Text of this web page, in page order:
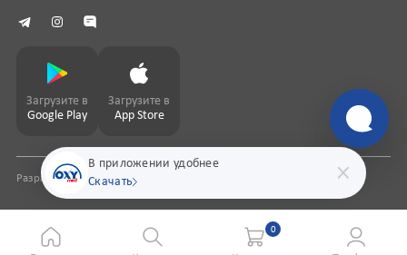
В приложении удобнее
Скачать
Загрузите в
Google Play
Загрузите в
App Store
Разработка сайтаpharmit.uz
0